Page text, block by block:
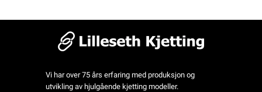
Vi har over 75 års erfaring med produksjon og
utvikling av hjulgående kjetting modeller.